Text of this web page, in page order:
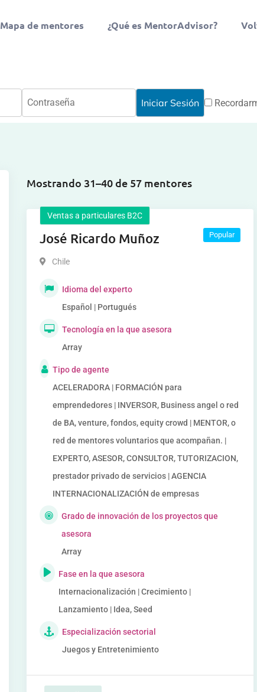
Mapa de mentores ¿Qué es MentorAdvisor?
Mostrando 31–40 de 57 mentores
Ventas a particulares B2C
José Ricardo Muñoz Popular
Chile
Idioma del experto
Español | Portugués
Tecnología en la que asesora
Array
Tipo de agente
ACELERADORA | FORMACIÓN para
emprendedores | INVERSOR, Business angel o red
de BA, venture, fondos, equity crowd | MENTOR, o
red de mentores voluntarios que acompañan. |
EXPERTO, ASESOR, CONSULTOR, TUTORIZACION,
prestador privado de servicios | AGENCIA
INTERNACIONALIZACIÓN de empresas
Grado de innovación de los proyectos que
asesora
Array
Fase en la que asesora
Internacionalización | Crecimiento |
Lanzamiento | Idea, Seed
Especialización sectorial
Juegos y Entretenimiento